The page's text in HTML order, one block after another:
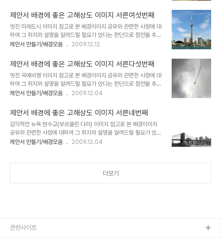
안서 배경에..
고민되는 요소가 있었습니다. 이에 대한 내용을 처음 "제안서 배경에
좋은 이미지"라는 시리즈 제목으로 이미지들을 올리기 시작하면서 그
첫번째 글 "제안서 배경에 좋은 고해상도 이미지 하나"에서 저의 생각
을 밝혀 놓았습니다. 어떤 내용인지 한번 보시길 부탁드립니다. (_ _)
내용은 그리 길지 않습니다. ^^ 이미지 출처: interfacelift.com ▣
▣ 제안서..
제안서 배경에 좋은 고해상도 이미지 서른여섯번째
멋진 미래도시 이미지 참고로 본 배경이미지 공유와 관련한 사항에 대
하여 그 취지와 설명을 알려드릴 필요가 있다는 판단으로 첨언을 추가
합니다. 처음 제안서와 관련한 포스팅을 주제로 설정하고 블로그에 글
요소가 있었습니다. 이에 대한 내용을 처음 "제안서 배경에 좋은 이미
지"라는 시리즈 제목으로 이미지들을 올리기 시작하면서 그 첫번째 글
"제안서 배경에 좋은 고해상도 이미지 하나"에서 저의 생각을 밝혀 놓
았습니다. 어떤 내용인지 한번 보시길 부탁드립니다. (_ _) 내용은 그
리 길지 않습니다. ^^ 이미지 출처: interfacelift.com ▣ 멋진제안
배경에 좋은..
제안서 만들기/배경모음 2009.12.12
제안서 배경에 좋은 고해상도 이미지 서른다섯번째
멋진 곡예비행 이미지 참고로 본 배경이미지 공유와 관련한 사항에 대
하여 그 취지와 설명을 알려드릴 필요가 있다는 판단으로 첨언을 추가
합니다. 처음 제안서와 관련한 포스팅을 주제로 설정하고 블로그에 글
요소가 있었습니다. 이에 대한 내용을 처음 "제안서 배경에 좋은 이미
지"라는 시리즈 제목으로 이미지들을 올리기 시작하면서 그 첫번째 글
"제안서 배경에 좋은 고해상도 이미지 하나"에서 저의 생각을 밝혀 놓
았습니다. 어떤 내용인지 한번 보시길 부탁드립니다. (_ _) 내용은 그
리 길지 않습니다. ^^ 이미지 출처: interfacelift.com ▣ 멋진제안
제안서 만들기/배경모음 2009.12.04
제안서 배경에 좋은 고해상도 이미지 서른네번째
감각적인 뉴욕 현수교(부르클린 다리) 이미지 참고로 본 배경이미지
공유와 관련한 사항에 대하여 그 취지와 설명을 알려드릴 필요가 있다
는 판단으로 첨언을 추가합니다. 처음 제안서와 관련한 포스팅을 주제
작하면서 그 첫번째 글 "제안서 배경에 좋은 고해상도 이미지 하나"에
제안서 만들기/배경모음 2009.12.04
더보기
관련사이트